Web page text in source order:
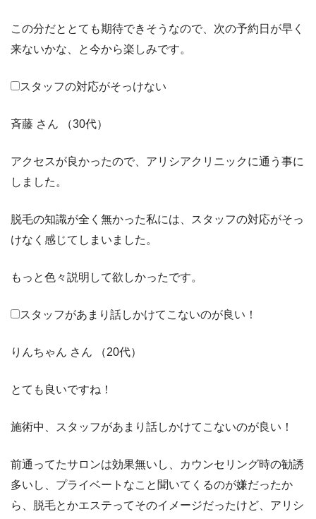
この分だととても期待できそうなので、次の予約日が早く
来ないかな、と今から楽しみです。
スタッフの対応がそっけない
斉藤 さん （30代）
アクセスが良かったので、アリシアクリニックに通う事に
しました。
脱毛の知識が全く無かった私には、スタッフの対応がそっ
けなく感じてしまいました。
もっと色々説明して欲しかったです。
スタッフがあまり話しかけてこないのが良い！
りんちゃん さん （20代）
とても良いですね！
施術中、スタッフがあまり話しかけてこないのが良い！
前通ってたサロンは効果無いし、カウンセリング時の勧誘
多いし、プライベートなこと聞いてくるのが嫌だったか
ら、脱毛とかエステってそのイメージだったけど、アリシ